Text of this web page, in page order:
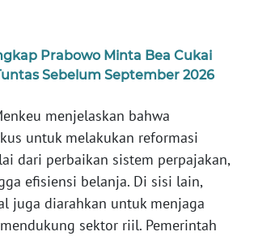
Prabowo Minta Bea Cukai
Sebelum September 2026
menjelaskan bahwa
untuk melakukan reformasi
dari perbaikan sistem perpajakan,
efisiensi belanja. Di sisi lain,
juga diarahkan untuk menjaga
sektor riil. Pemerintah